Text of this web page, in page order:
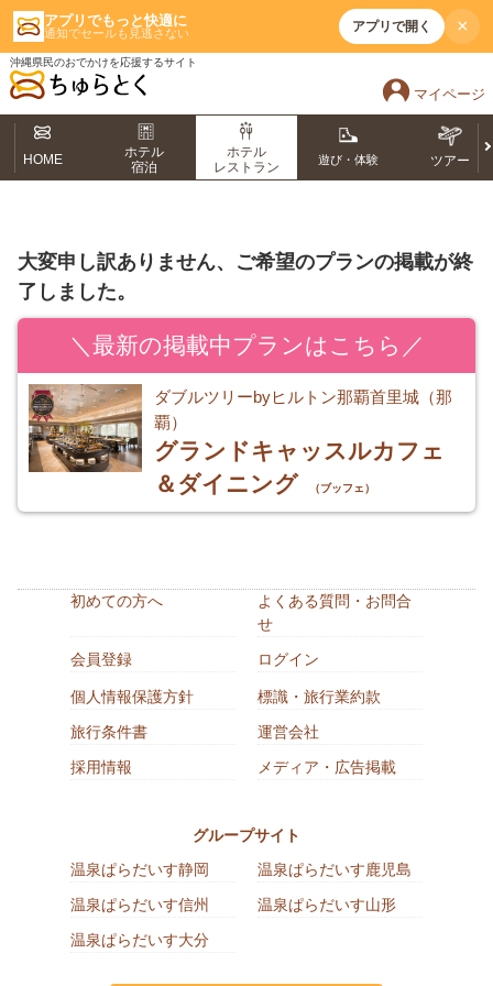
アプリでもっと快適に
通知でセールも見逃さない アプリで開く ×
沖縄県民のおでかけを応援するサイト
マイページ
HOME
ホテル
宿泊
ホテル
レストラン
遊び・体験 ツアー
大変申し訳ありません、ご希望のプランの掲載が終
了しました。
＼最新の掲載中プランはこちら／
ダブルツリーbyヒルトン那覇首里城（那
覇）
グランドキャッスルカフェ
＆ダイニング
（ブッフェ）
初めての方へ
よくある質問・お問合
せ
会員登録
ログイン
個人情報保護方針
標識・旅行業約款
旅行条件書
運営会社
採用情報
メディア・広告掲載
グループサイト
温泉ぱらだいす静岡
温泉ぱらだいす鹿児島
温泉ぱらだいす信州
温泉ぱらだいす山形
温泉ぱらだいす大分